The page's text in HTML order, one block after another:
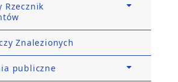
Rzecznik
Znalezionych
publiczne